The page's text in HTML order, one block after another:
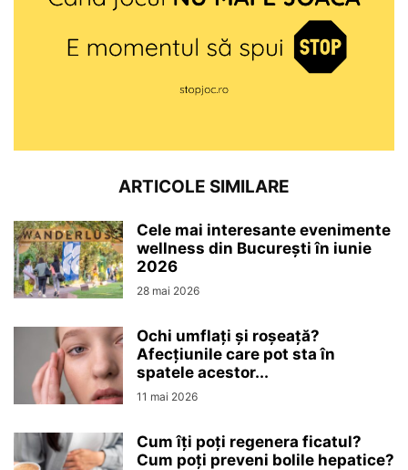
ARTICOLE SIMILARE
Cele mai interesante evenimente
wellness din București în iunie
2026
28 mai 2026
Ochi umflați și roșeață?
Afecțiunile care pot sta în
spatele acestor...
11 mai 2026
Cum îți poți regenera ficatul?
Cum poți preveni bolile hepatice?